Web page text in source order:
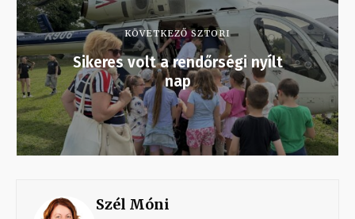
KÖVETKEZŐ SZTORI
Sikeres volt a rendőrségi nyílt
nap
Szél Móni